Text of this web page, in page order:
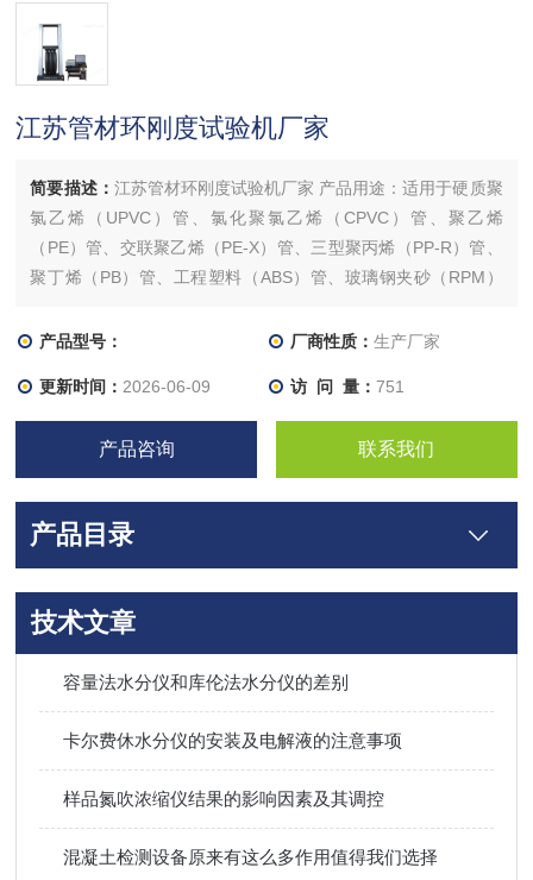
江苏管材环刚度试验机厂家
简要描述： 江苏管材环刚度试验机厂家 产品用途：适用于硬质聚
氯乙烯（UPVC）管、氯化聚氯乙烯（CPVC）管、聚乙烯
（PE）管、交联聚乙烯（PE-X）管、三型聚丙烯（PP-R）管、
聚丁烯（PB）管、工程塑料（ABS）管、玻璃钢夹砂（RPM）
刚度试验
产品型号： 厂商性质： 生产厂家
更新时间： 2026-06-09 访 问 量： 751
产品咨询 联系我们
产品目录
技术文章
容量法水分仪和库伦法水分仪的差别
卡尔费休水分仪的安装及电解液的注意事项
样品氮吹浓缩仪结果的影响因素及其调控
混凝土检测设备原来有这么多作用值得我们选择